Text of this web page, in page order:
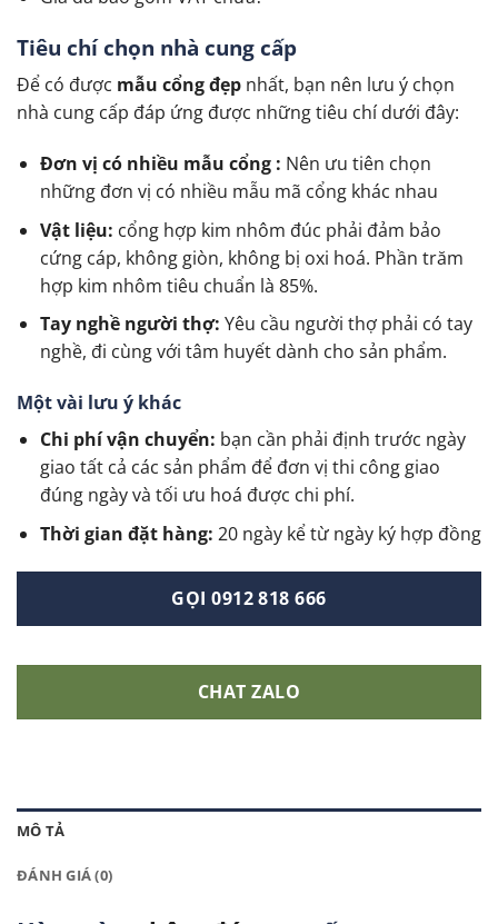
Tiêu chí chọn nhà cung cấp
Để có được mẫu cổng đẹp nhất, bạn nên lưu ý chọn
nhà cung cấp đáp ứng được những tiêu chí dưới đây:
Đơn vị có nhiều mẫu cổng : Nên ưu tiên chọn
những đơn vị có nhiều mẫu mã cổng khác nhau
Vật liệu: cổng hợp kim nhôm đúc phải đảm bảo
cứng cáp, không giòn, không bị oxi hoá. Phần trăm
hợp kim nhôm tiêu chuẩn là 85%.
Tay nghề người thợ: Yêu cầu người thợ phải có tay
nghề, đi cùng với tâm huyết dành cho sản phẩm.
Một vài lưu ý khác
Chi phí vận chuyển: bạn cần phải định trước ngày
giao tất cả các sản phẩm để đơn vị thi công giao
đúng ngày và tối ưu hoá được chi phí.
Thời gian đặt hàng: 20 ngày kể từ ngày ký hợp đồng
GỌI 0912 818 666
CHAT ZALO
MÔ TẢ
ĐÁNH GIÁ (0)